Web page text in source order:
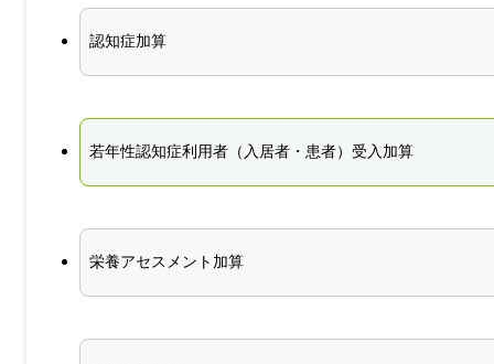
認知症加算
若年性認知症利用者（入居者・患者）受入加算
栄養アセスメント加算